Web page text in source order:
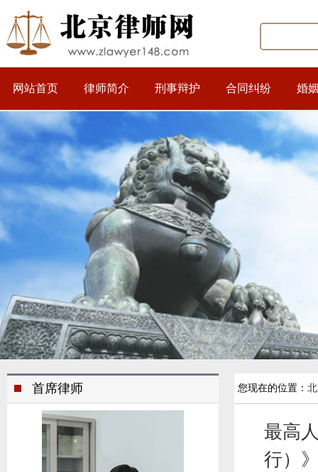
网站首页 律师简介 刑事辩护 合同纠纷 婚
首席律师 您现在的位置：
最高
行）